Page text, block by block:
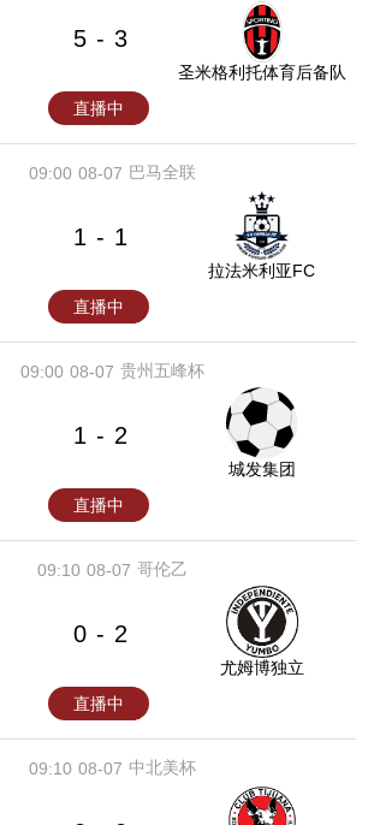
5 - 3
圣米格利托体育后备队
直播中
08-07
09:00 巴马全联
1 - 1
拉法米利亚FC
直播中
08-07
09:00 贵州五峰杯
1 - 2
城发集团
直播中
08-07
09:10 哥伦乙
0 - 2
尤姆博独立
直播中
08-07
09:10 中北美杯